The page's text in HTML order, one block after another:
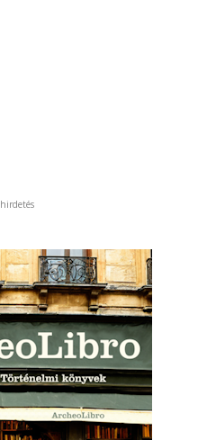
hirdetés